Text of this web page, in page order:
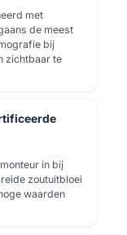
met
de meest
bij
zichtbaar te
in bij
zoutuitbloei
waarden